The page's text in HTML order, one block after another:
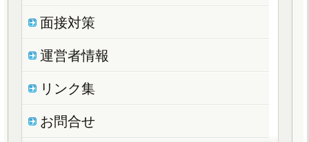
面接対策
運営者情報
リンク集
お問合せ